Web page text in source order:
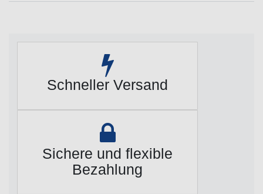
Schneller Versand
Sichere und flexible
Bezahlung